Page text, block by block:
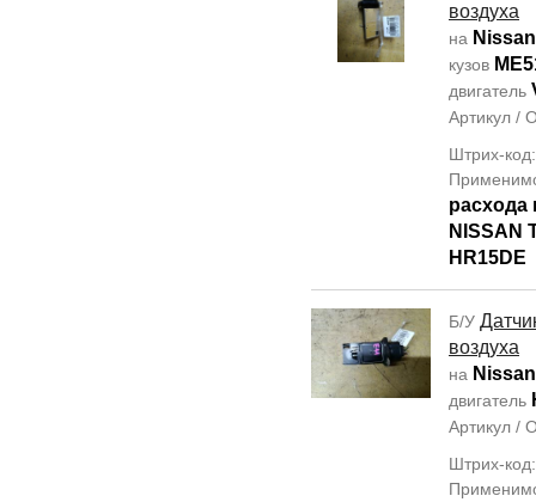
воздуха
на
кузов
двигатель
Артикул /
Штрих-
расхода
NISSAN
HR15DE
Б/У
воздуха
на
двигатель
Артикул /
Штрих-